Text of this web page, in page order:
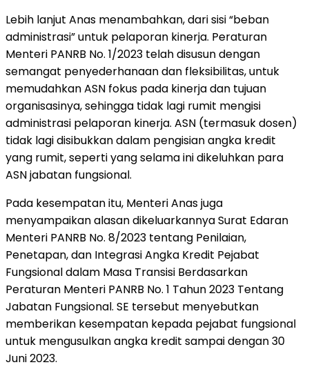
Lebih lanjut Anas menambahkan, dari sisi “beban
administrasi” untuk pelaporan kinerja. Peraturan
Menteri PANRB No. 1/2023 telah disusun dengan
semangat penyederhanaan dan fleksibilitas, untuk
memudahkan ASN fokus pada kinerja dan tujuan
organisasinya, sehingga tidak lagi rumit mengisi
administrasi pelaporan kinerja. ASN (termasuk dosen)
tidak lagi disibukkan dalam pengisian angka kredit
yang rumit, seperti yang selama ini dikeluhkan para
ASN jabatan fungsional.
Pada kesempatan itu, Menteri Anas juga
menyampaikan alasan dikeluarkannya Surat Edaran
Menteri PANRB No. 8/2023 tentang Penilaian,
Penetapan, dan Integrasi Angka Kredit Pejabat
Fungsional dalam Masa Transisi Berdasarkan
Peraturan Menteri PANRB No. 1 Tahun 2023 Tentang
Jabatan Fungsional. SE tersebut menyebutkan
memberikan kesempatan kepada pejabat fungsional
untuk mengusulkan angka kredit sampai dengan 30
Juni 2023.